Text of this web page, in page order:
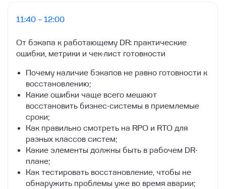
11:40 – 12:00
От бэкапа к работающему DR: практические
ошибки, метрики и чек-лист готовности
Почему наличие бэкапов не равно готовности к
восстановлению;
Какие ошибки чаще всего мешают
восстановить бизнес-системы в приемлемые
сроки;
Как правильно смотреть на RPO и RTO для
разных классов систем;
Какие элементы должны быть в рабочем DR-
плане;
Как тестировать восстановление, чтобы не
обнаружить проблемы уже во время аварии;